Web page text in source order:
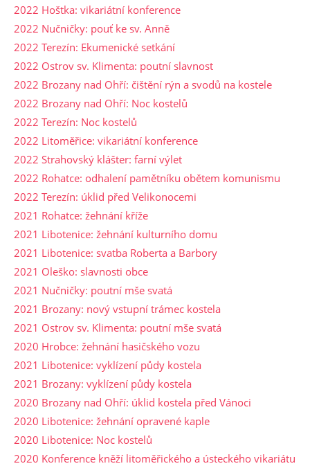
2022 Hoštka: vikariátní konference
2022 Nučničky: pouť ke sv. Anně
2022 Terezín: Ekumenické setkání
2022 Ostrov sv. Klimenta: poutní slavnost
2022 Brozany nad Ohří: čištění rýn a svodů na kostele
2022 Brozany nad Ohří: Noc kostelů
2022 Terezín: Noc kostelů
2022 Litoměřice: vikariátní konference
2022 Strahovský klášter: farní výlet
2022 Rohatce: odhalení pamětníku obětem komunismu
2022 Terezín: úklid před Velikonocemi
2021 Rohatce: žehnání kříže
2021 Libotenice: žehnání kulturního domu
2021 Libotenice: svatba Roberta a Barbory
2021 Oleško: slavnosti obce
2021 Nučničky: poutní mše svatá
2021 Brozany: nový vstupní trámec kostela
2021 Ostrov sv. Klimenta: poutní mše svatá
2020 Hrobce: žehnání hasičského vozu
2021 Libotenice: vyklízení půdy kostela
2021 Brozany: vyklízení půdy kostela
2020 Brozany nad Ohří: úklid kostela před Vánoci
2020 Libotenice: žehnání opravené kaple
2020 Libotenice: Noc kostelů
2020 Konference kněží litoměřického a ústeckého vikariátu